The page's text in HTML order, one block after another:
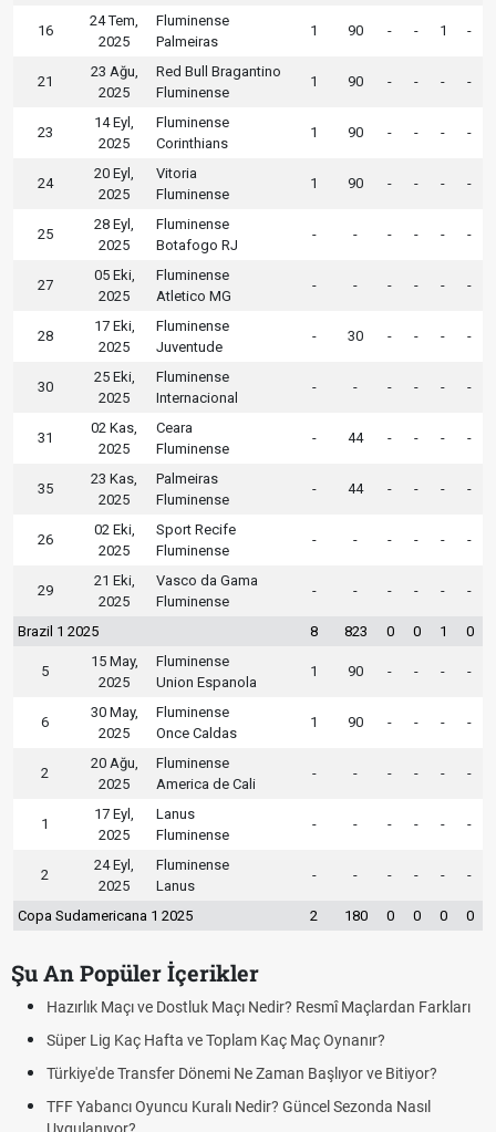
16
24 Tem,
2025
Fluminense
Palmeiras
1 90 - - 1 -
21
23 Ağu,
2025
Red Bull Bragantino
Fluminense
1 90 - - - -
23
14 Eyl,
2025
Fluminense
Corinthians
1 90 - - - -
24
20 Eyl,
2025
Vitoria
Fluminense
1 90 - - - -
25
28 Eyl,
2025
Fluminense
Botafogo RJ
- - - - - -
27
05 Eki,
2025
Fluminense
Atletico MG
- - - - - -
28
17 Eki,
2025
Fluminense
Juventude
- 30 - - - -
30
25 Eki,
2025
Fluminense
Internacional
- - - - - -
31
02 Kas,
2025
Ceara
Fluminense
- 44 - - - -
35
23 Kas,
2025
Palmeiras
Fluminense
- 44 - - - -
26
02 Eki,
2025
Sport Recife
Fluminense
- - - - - -
29
21 Eki,
2025
Vasco da Gama
Fluminense
- - - - - -
Brazil 1 2025 8 823 0 0 1 0
5
15 May,
2025
Fluminense
Union Espanola
1 90 - - - -
6
30 May,
2025
Fluminense
Once Caldas
1 90 - - - -
2
20 Ağu,
2025
Fluminense
America de Cali
- - - - - -
1
17 Eyl,
2025
Lanus
Fluminense
- - - - - -
2
24 Eyl,
2025
Fluminense
Lanus
- - - - - -
Copa Sudamericana 1 2025 2 180 0 0 0 0
Şu An Popüler İçerikler
Resmî Maçlardan Farkları
Maç Oynanır?
Başlıyor ve Bitiyor?
Sezonda Nasıl
Puan Durumunda AG, OM ve Diğer
Skor Ne Demek? Sporda Skor ve
Futbol Nasıl Oynanır? Temel Futbol
Deplasman Golü Kuralı Nedir?